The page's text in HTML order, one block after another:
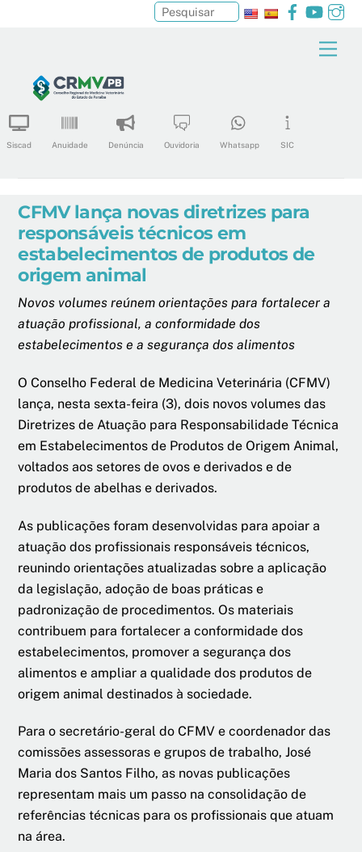
content
Facebook
Siscad Anuidade Denúncia Ouvidoria Whatsapp SIC
Pesquisar
CFMV lança novas diretrizes para
responsáveis técnicos em
estabelecimentos de produtos de
origem animal
Novos volumes reúnem orientações para fortalecer a
atuação profissional, a conformidade dos
estabelecimentos e a segurança dos alimentos
O Conselho Federal de Medicina Veterinária (CFMV)
lança, nesta sexta-feira (3), dois novos volumes das
Diretrizes de Atuação para Responsabilidade Técnica
em Estabelecimentos de Produtos de Origem Animal,
voltados aos setores de ovos e derivados e de
produtos de abelhas e derivados.
As publicações foram desenvolvidas para apoiar a
atuação dos profissionais responsáveis técnicos,
reunindo orientações atualizadas sobre a aplicação
da legislação, adoção de boas práticas e
padronização de procedimentos. Os materiais
contribuem para fortalecer a conformidade dos
estabelecimentos, promover a segurança dos
alimentos e ampliar a qualidade dos produtos de
origem animal destinados à sociedade.
Para o secretário-geral do CFMV e coordenador das
comissões assessoras e grupos de trabalho, José
Maria dos Santos Filho, as novas publicações
representam mais um passo na consolidação de
referências técnicas para os profissionais que atuam
na área.